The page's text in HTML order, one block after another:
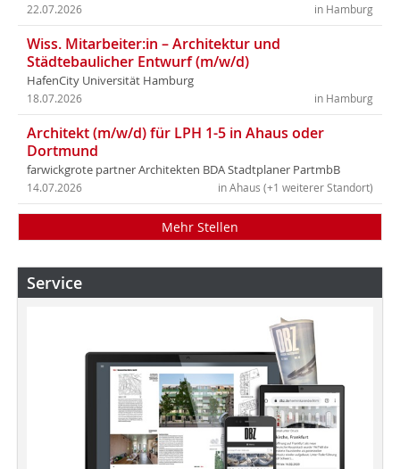
in Hamburg
22.07.2026
Wiss. Mitarbeiter:in – Architektur und
Städtebaulicher Entwurf (m/w/d)
HafenCity Universität Hamburg
in Hamburg
18.07.2026
Architekt (m/w/d) für LPH 1-5 in Ahaus oder
Dortmund
farwickgrote partner Architekten BDA Stadtplaner PartmbB
in Ahaus (+1 weiterer Standort)
14.07.2026
Mehr Stellen
Service